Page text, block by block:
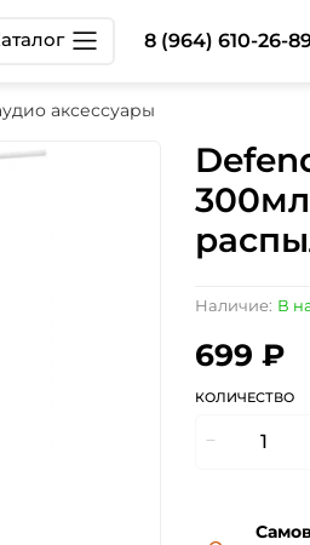
8 (964) 610-26-
аксессуары
Наличие: В
699 ₽
КОЛИЧЕСТВО